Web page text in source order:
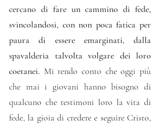
cercano di fare un cammino di fede,
svincolandosi, con non poca fatica per
paura di essere emarginati, dalla
spavalderia talvolta volgare dei loro
coetanei. Mi rendo conto che oggi più
che mai i giovani hanno bisogno di
qualcuno che testimoni loro la vita di
fede, la gioia di credere e seguire Cristo,